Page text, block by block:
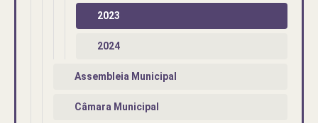
2023
2024
Assembleia Municipal
Câmara Municipal